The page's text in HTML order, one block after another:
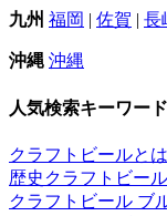
九州 福岡 | 佐賀 | 長
沖縄 沖縄
人気検索キーワード
クラフトビールとは
歴史 クラフトビー
クラフトビール ブ